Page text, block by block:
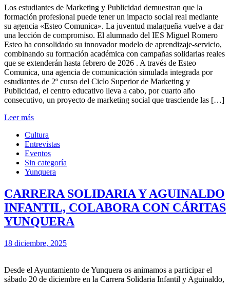
Los estudiantes de Marketing y Publicidad demuestran que la
formación profesional puede tener un impacto social real mediante
su agencia «Esteo Comunica». La juventud malagueña vuelve a dar
una lección de compromiso. El alumnado del IES Miguel Romero
Esteo ha consolidado su innovador modelo de aprendizaje-servicio,
combinando su formación académica con campañas solidarias reales
que se extenderán hasta febrero de 2026 . A través de Esteo
Comunica, una agencia de comunicación simulada integrada por
estudiantes de 2º curso del Ciclo Superior de Marketing y
Publicidad, el centro educativo lleva a cabo, por cuarto año
consecutivo, un proyecto de marketing social que trasciende las […]
Leer más
Cultura
Entrevistas
Eventos
Sin categoría
Yunquera
CARRERA SOLIDARIA Y AGUINALDO
INFANTIL, COLABORA CON CÁRITAS
YUNQUERA
18 diciembre, 2025
Desde el Ayuntamiento de Yunquera os animamos a participar el
sábado 20 de diciembre en la Carrera Solidaria Infantil y Aguinaldo,